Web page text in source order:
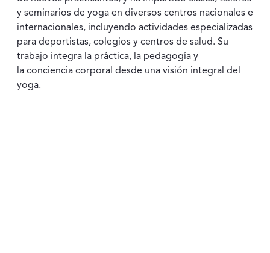
y seminarios de yoga en diversos centros nacionales e
internacionales, incluyendo actividades especializadas
para deportistas, colegios y centros de salud. Su
trabajo integra la práctica, la pedagogía y
la conciencia corporal desde una visión integral del
yoga.